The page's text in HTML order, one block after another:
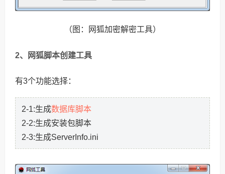
（图：网狐加密解密工具）
2、网狐脚本创建工具
有3个功能选择：
2-1:生成数据库脚本
2-2:生成安装包脚本
2-3:生成ServerInfo.ini